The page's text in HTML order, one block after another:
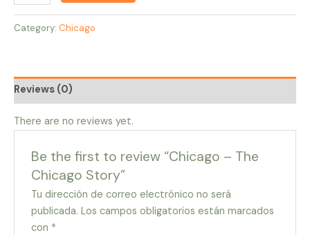
Category: Chicago
Reviews (0)
There are no reviews yet.
Be the first to review “Chicago – The
Chicago Story”
Tu dirección de correo electrónico no será
publicada. Los campos obligatorios están marcados
con *